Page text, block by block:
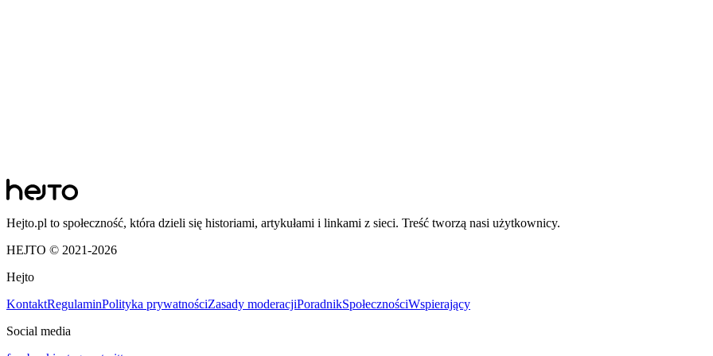
Hejto.pl to społeczność, która dzieli się historiami, artykułami i linkami z sieci. Treść tworzą nasi użytkownicy.
HEJTO © 2021-2026
Hejto
KontaktRegulaminPolityka prywatnościZasady moderacjiPoradnikSpołecznościWspierający
Social media